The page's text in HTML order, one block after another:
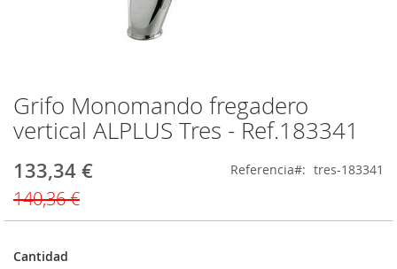
Grifo Monomando fregadero
vertical ALPLUS Tres - Ref.183341
Precio
133,34 €
140,36 €
Referencia tres-183341
Cantidad
Saltar
al
comienzo
la
galería
de
imágenes